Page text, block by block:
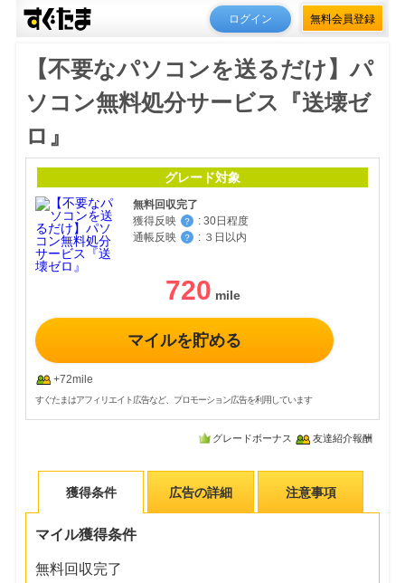
ログイン 無料会員登録
【不要なパソコンを送るだけ】パ
ソコン無料処分サービス『送壊ゼ
ロ』
グレード対象
無料回収完了
獲得反映
？ : 30日程度
通帳反映
？ : ３日以内
720
マイルを貯める
+72mile
すぐたまはアフィリエイト広告など、プロモーション広告を利用しています
グレードボーナス 友達紹介報酬
獲得条件 広告の詳細 注意事項
マイル獲得条件
無料回収完了